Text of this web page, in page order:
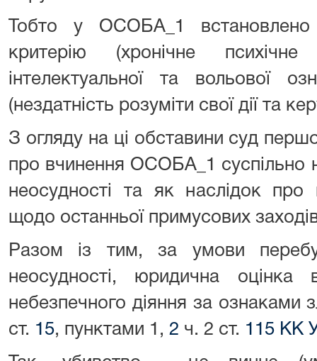
Тобто у ОСОБА_1 встановлено
критерію (хронічне
інтелектуальної та вольової
(нездатність розуміти свої дії та
З огляду на ці обставини суд
про вчинення ОСОБА_1 суспільно
неосудності та як наслідок про
щодо останньої примусових
Разом із тим, за умови
неосудності, юридична оцінка
небезпечного діяння за ознаками
ст. 15, пунктами 1, 2 ч. 2 ст. 115 КК